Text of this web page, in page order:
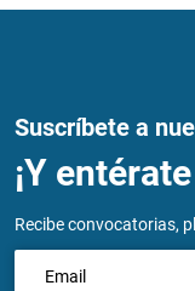
Suscríbete a
¡Y
Recibe convocatorias,